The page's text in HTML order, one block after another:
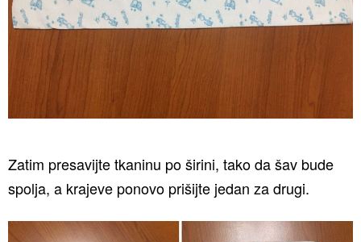
Zatim presavijte tkaninu po širini, tako da šav bude
spolja, a krajeve ponovo prišijte jedan za drugi.